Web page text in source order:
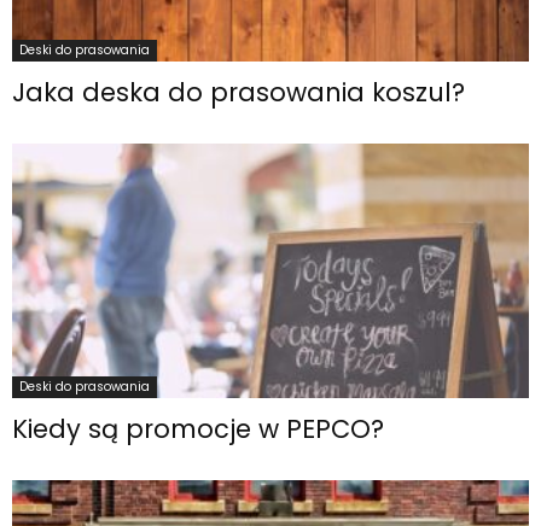
Deski do prasowania
Jaka deska do prasowania koszul?
Deski do prasowania
Kiedy są promocje w PEPCO?